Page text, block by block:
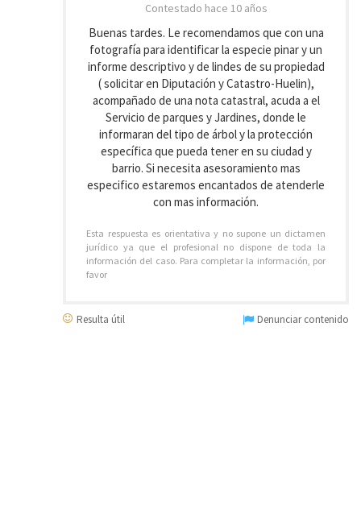
Contestado hace 10 años
Buenas tardes. Le recomendamos que con una
fotografía para identificar la especie pinar y un
informe descriptivo y de lindes de su propiedad
( solicitar en Diputación y Catastro-Huelin),
acompañado de una nota catastral, acuda a el
Servicio de parques y Jardines, donde le
informaran del tipo de árbol y la protección
específica que pueda tener en su ciudad y
barrio. Si necesita asesoramiento mas
especifico estaremos encantados de atenderle
con mas información.
Esta respuesta es orientativa y no supone un dictamen
jurídico ya que el profesional no dispone de toda la
información del caso. Para completar la información, por
favor
Resulta útil Denunciar contenido